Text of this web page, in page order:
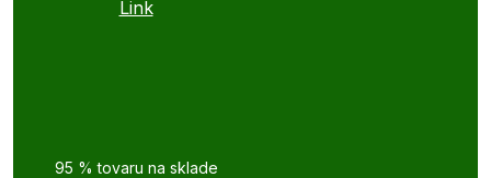
Link
95 % tovaru na sklade